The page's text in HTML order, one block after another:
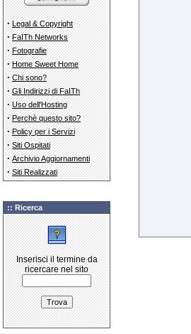
· Legal & Copyright
· FaITh Networks
· Fotografie
· Home Sweet Home
· Chi sono?
· Gli Indirizzi di FaITh
· Uso dell'Hosting
· Perchè questo sito?
· Policy per i Servizi
· Siti Ospitati
· Archivio Aggiornamenti
· Siti Realizzati
:: Ricerca
Inserisci il termine da
ricercare nel sito